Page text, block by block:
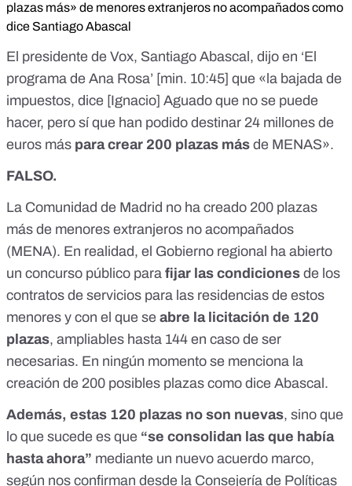
El presidente de Vox, Santiago Abascal, dijo en ‘El
programa de Ana Rosa’ [min. 10:45] que «la bajada de
impuestos, dice [Ignacio] Aguado que no se puede
hacer, pero sí que han podido destinar 24 millones de
euros más para crear 200 plazas más de MENAS».
FALSO.
La Comunidad de Madrid no ha creado 200 plazas
más de menores extranjeros no acompañados
(MENA). En realidad, el Gobierno regional ha abierto
un concurso público para fijar las condiciones de los
contratos de servicios para las residencias de estos
menores y con el que se abre la licitación de 120
plazas, ampliables hasta 144 en caso de ser
necesarias. En ningún momento se menciona la
creación de 200 posibles plazas como dice Abascal.
Además, estas 120 plazas no son nuevas, sino que
lo que sucede es que “se consolidan las que había
hasta ahora” mediante un nuevo acuerdo marco,
según nos confirman desde la Consejería de Políticas